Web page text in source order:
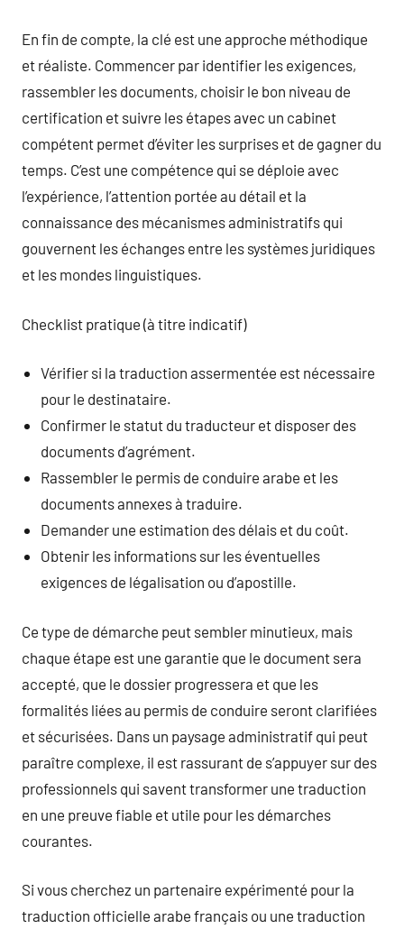
En fin de compte, la clé est une approche méthodique
et réaliste. Commencer par identifier les exigences,
rassembler les documents, choisir le bon niveau de
certification et suivre les étapes avec un cabinet
compétent permet d’éviter les surprises et de gagner du
temps. C’est une compétence qui se déploie avec
l’expérience, l’attention portée au détail et la
connaissance des mécanismes administratifs qui
gouvernent les échanges entre les systèmes juridiques
et les mondes linguistiques.
Checklist pratique (à titre indicatif)
Vérifier si la traduction assermentée est nécessaire
pour le destinataire.
Confirmer le statut du traducteur et disposer des
documents d’agrément.
Rassembler le permis de conduire arabe et les
documents annexes à traduire.
Demander une estimation des délais et du coût.
Obtenir les informations sur les éventuelles
exigences de légalisation ou d’apostille.
Ce type de démarche peut sembler minutieux, mais
chaque étape est une garantie que le document sera
accepté, que le dossier progressera et que les
formalités liées au permis de conduire seront clarifiées
et sécurisées. Dans un paysage administratif qui peut
paraître complexe, il est rassurant de s’appuyer sur des
professionnels qui savent transformer une traduction
en une preuve fiable et utile pour les démarches
courantes.
Si vous cherchez un partenaire expérimenté pour la
traduction officielle arabe français ou une traduction